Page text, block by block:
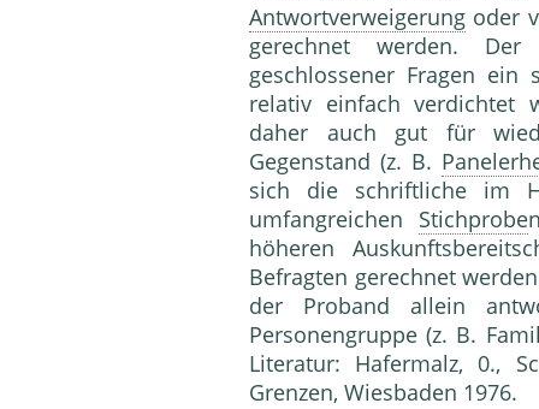
Antwortverweigerung oder
gerechnet werden.
geschlossener Fragen ein
relativ einfach verdichtet
daher auch gut für
Gegenstand (z. B.
sich die schriftliche im
umfangreichen Stichprobe
höheren
Befragten gerechnet
der Proband allein
Personengruppe (z.
Literatur: Hafermalz, 0.,
Grenzen, Wiesbaden 1976.